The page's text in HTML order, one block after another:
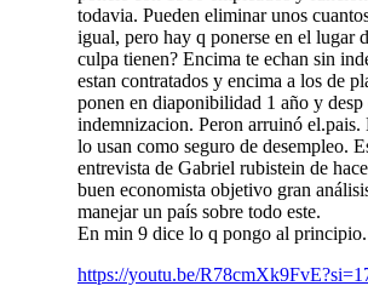
todavia. Pueden eliminar unos
igual, pero hay q ponerse en el lugar
culpa tienen? Encima te echan sin
estan contratados y encima a los de
ponen en diaponibilidad 1 año y desp
indemnizacion. Peron arruinó el.pais.
lo usan como seguro de desempleo.
entrevista de Gabriel rubistein de
buen economista objetivo gran
manejar un país sobre todo este.
En min 9 dice lo q pongo al principio.
https://youtu.be/